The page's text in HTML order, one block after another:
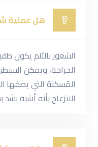
هل عملية
الشعور بالألم يكون
الجراحة، ويمكن
المُسكنة التي
الانزعاج بأنه أشبه